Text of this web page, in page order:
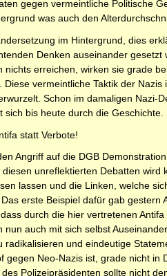
gegen vermeintliche Politische
was auch den
im Hintergrund, dies
Denken auseinander
nichts erreichen, wirken sie grade
vermeintliche Taktik der
Schon im damaligen
bis heute durch die Geschichte.
statt Verbote!
Angriff auf die DGB
unreflektierten Debatten
lassen und die Linken, welche
erste Beispiel dafür gab
durch die hier vertretenen
auch mit sich selbst
und eindeutige
gegen Neo-Nazis ist, grade nicht
Polizeipräsidenten sollte nicht